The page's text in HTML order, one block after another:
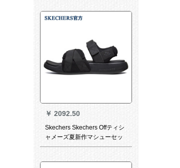
￥ 2092.50
Skechers Skechers Offティシ
ャメーズ夏新作マシューセッ
ト51731オーラル·ブレイ